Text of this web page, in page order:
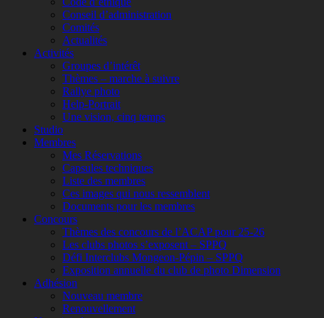
Conseil d’administration
Comités
Actualités
Activités
Groupes d’intérêt
Thèmes – marche à suivre
Rallye photo
Help-Portrait
Une vision, cinq temps
Studio
Membres
Mes Réservations
Capsules techniques
Liste des membres
Ces images qui nous ressemblent
Documents pour les membres
Concours
Thèmes des concours de l’ACAP pour 25-26
Les clubs photos s’exposent – SPPQ
Défi Interclubs Mongeon-Pépin – SPPQ
Exposition annuelle du club de photo Dimension
Adhésion
Nouveau membre
Renouvellement